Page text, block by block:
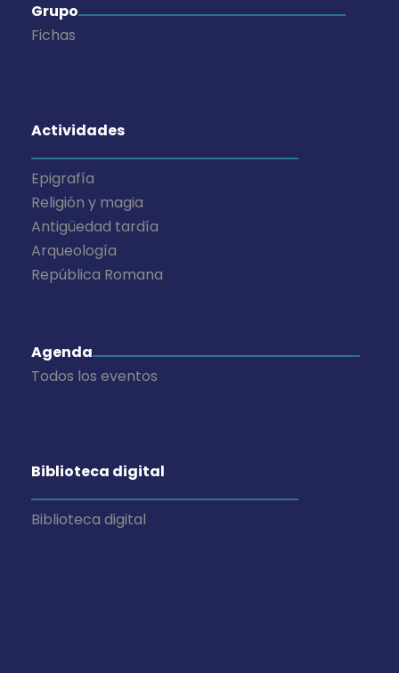
Grupo
Fichas
Actividades
Epigrafía
Religión y magia
Antigüedad tardía
Arqueología
República Romana
Agenda
Todos los eventos
Biblioteca digital
Biblioteca digital